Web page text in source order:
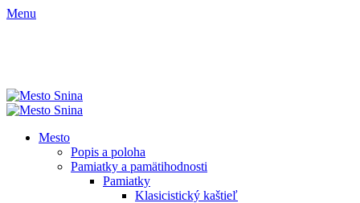
Menu
Mesto
Popis a poloha
Pamiatky a pamätihodnosti
Pamiatky
Klasicistický kaštieľ